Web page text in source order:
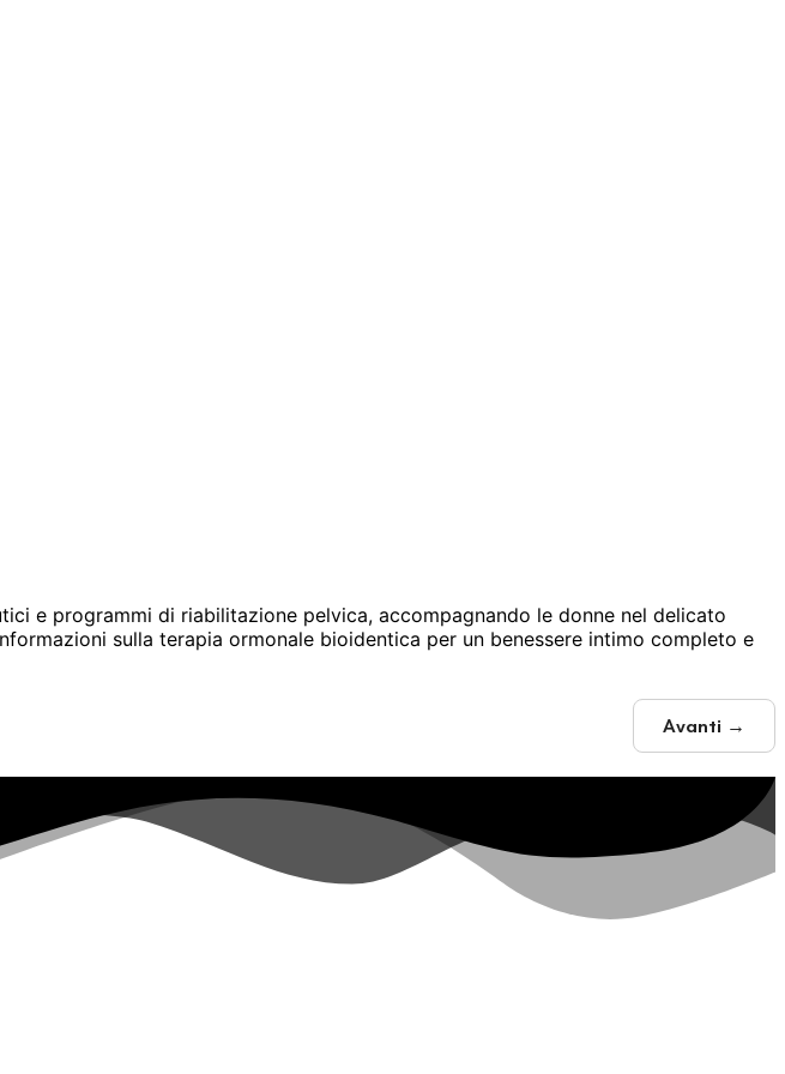
e programmi di riabilitazione pelvica, accompagnando le donne nel delicato
sulla terapia ormonale bioidentica per un benessere intimo completo e
Avanti →